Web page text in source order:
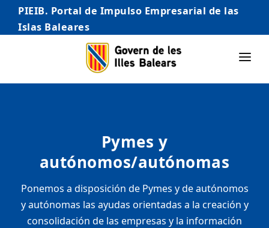
PIEIB. Portal de Impulso Empresarial de las
Islas Baleares
INICIO
AUTÓNOMO/AUTÓNOMA
EMPRENDEDORES
COMERCIO
INTERNACIONALIZACIÓN
Pymes y
autónomos/autónomas
Ponemos a disposición de Pymes y de autónomos
y autónomas las ayudas orientadas a la creación y
consolidación de las empresas y la información